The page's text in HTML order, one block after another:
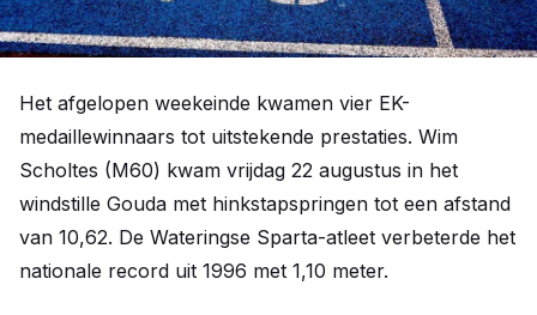
Het afgelopen weekeinde kwamen vier EK-
medaillewinnaars tot uitstekende prestaties. Wim
Scholtes (M60) kwam vrijdag 22 augustus in het
windstille Gouda met hinkstapspringen tot een afstand
van 10,62. De Wateringse Sparta-atleet verbeterde het
nationale record uit 1996 met 1,10 meter.